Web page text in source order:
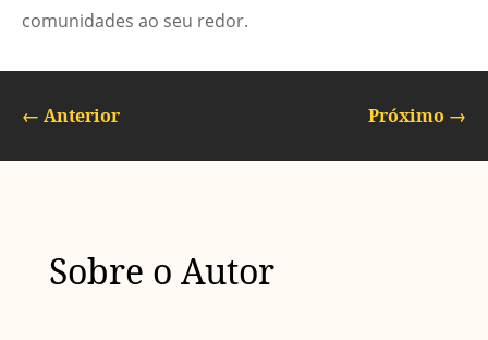
comunidades ao seu redor.
← Anterior Próximo →
Sobre o Autor